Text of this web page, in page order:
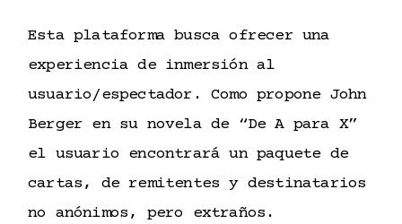
Esta plataforma busca ofrecer una
experiencia de inmersión al
usuario/espectador. Como propone John
Berger en su novela de “De A para X”
el usuario encontrará un paquete de
cartas, de remitentes y destinatarios
no anónimos, pero extraños.